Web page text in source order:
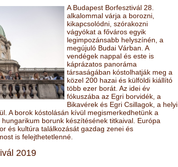
A Budapest Borfesztivál 28.
alkalommal várja a borozni,
kikapcsolódni, szórakozni
vágyókat a főváros egyik
legimpozánsabb helyszínén, a
megújuló Budai Várban. A
vendégek nappal és este is
káprázatos panoráma
társaságában kóstolhatják meg a
közel 200 hazai és külföldi kiállító
több ezer borát. Az idei év
fókuszába az Egri borvidék, a
Bikavérek és Egri Csillagok, a helyi
A borok kóstolásán kívül megismerkedhetünk a
borunk készítésének titkaival. Európa
és kultúra találkozását gazdag zenei és
is felejthetetlenné.
2019